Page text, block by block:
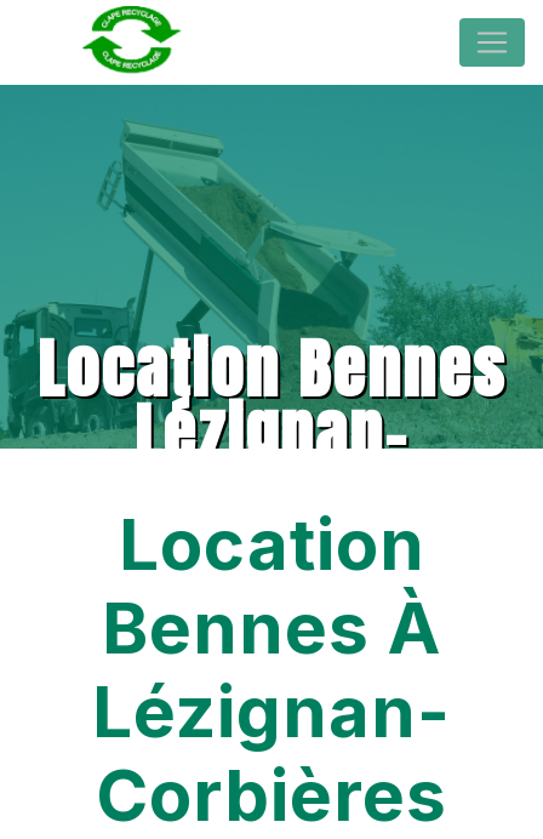
Location Bennes
Lézignan-
Corbières
Location
Bennes À
Lézignan-
Corbières